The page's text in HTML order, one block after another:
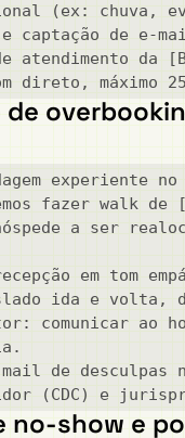
(ex: chuva,
captação de e-
da
direto, máximo
experiente
fazer walk
a ser
em tom
ida e
comunicar ao
mail de
(CDC) e
no-show e